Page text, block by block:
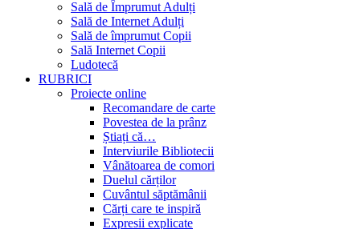
Sală de Împrumut Adulți
Sală de Internet Adulți
Sală de împrumut Copii
Sală Internet Copii
Ludotecă
RUBRICI
Proiecte online
Recomandare de carte
Povestea de la prânz
Știați că…
Interviurile Bibliotecii
Vânătoarea de comori
Duelul cărților
Cuvântul săptămânii
Cărți care te inspiră
Expresii explicate